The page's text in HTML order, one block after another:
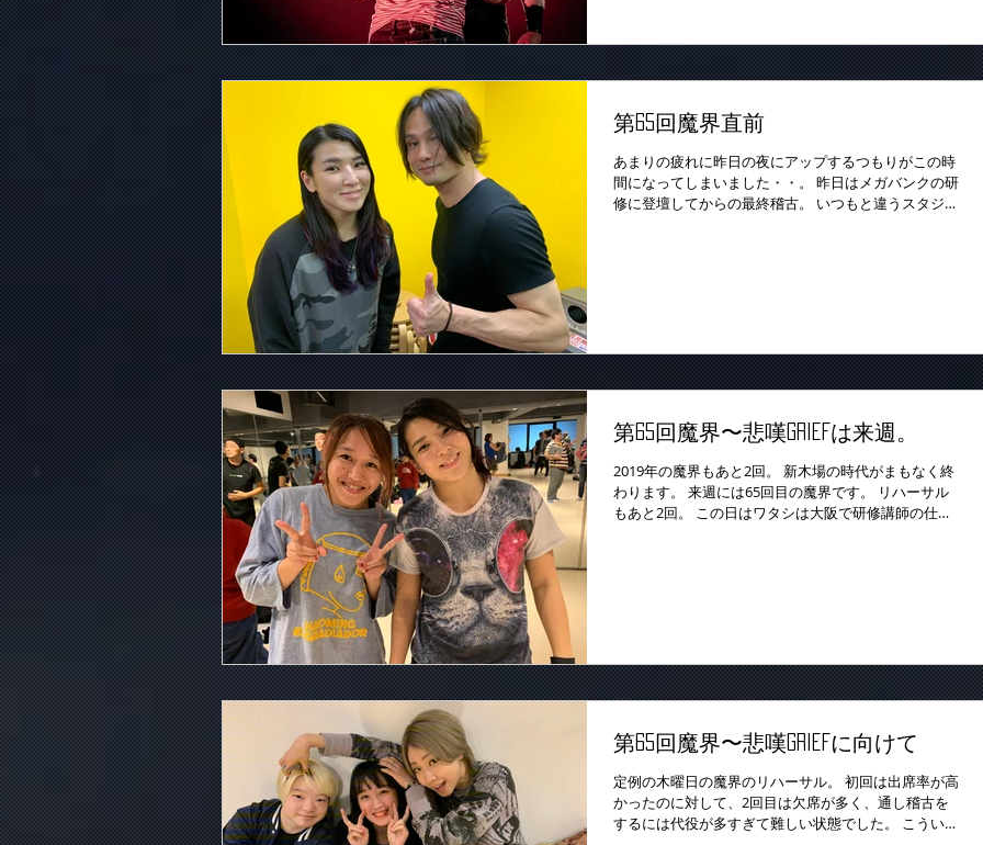
第65回魔界直前
あまりの疲れに昨日の夜にアップするつもりがこの時
間になってしまいました・・。 昨日はメガバンクの研
修に登壇してからの最終稽古。 いつもと違うスタジオ
第65回魔界〜悲嘆Griefは来週。
2019年の魔界もあと2回。 新木場の時代がまもなく終
わります。 来週には65回目の魔界です。 リハーサル
もあと2回。 この日はワタシは大阪で研修講師の仕事
第65回魔界〜悲嘆Griefに向けて
定例の木曜日の魔界のリハーサル。 初回は出席率が高
かったのに対して、2回目は欠席が多く、通し稽古を
するには代役が多すぎて難しい状態でした。 こういう